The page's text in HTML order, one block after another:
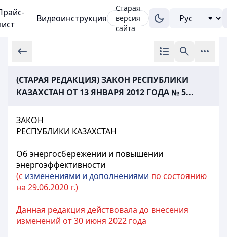
Видеоинструкция
Старая
версия
сайта
(СТАРАЯ РЕДАКЦИЯ) ЗАКОН РЕСПУБЛИКИ
КАЗАХСТАН ОТ 13 ЯНВАРЯ 2012 ГОДА № 5...
ЗАКОН
РЕСПУБЛИКИ КАЗАХСТАН
Об энергосбережении и повышении
энергоэффективности
(с изменениями и дополнениями по состоянию
на 29.06.2020 г.)
Данная редакция действовала до внесения
изменений от 30 июня 2022 года